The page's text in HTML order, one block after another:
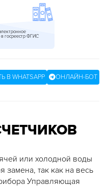
в госреестр ФГИС
В WHATSAPP ОНЛАЙН-БОТ
или холодной воды
замена, так как на весь
Управляющая